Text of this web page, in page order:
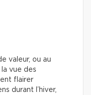
valeur, ou au
vue des
flairer
durant l’hiver,